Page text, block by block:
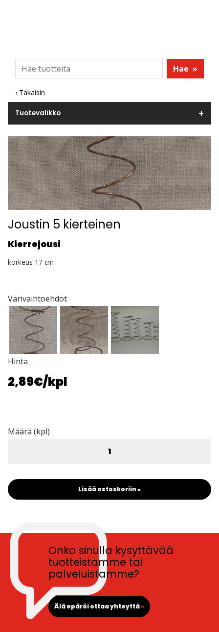
Hae »
‹ Takaisin
Tuotevalikko
Joustin 5 kierteinen
Kierrejousi
korkeus 17 cm
Värivaihtoehdot
Hinta
2,89€/kpl
Määrä (kpl)
Lisää ostoskoriin »
Onko sinulla kysyttävää
tuotteistamme tai
palveluistamme?
Älä epäröi ottaa yhteyttä»